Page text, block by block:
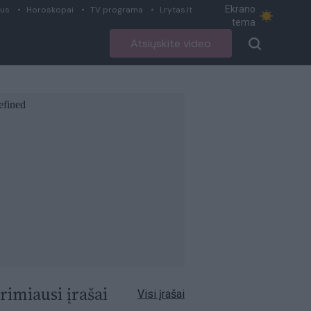
Horoskopai TV programa Lrytas.lt
Ekrano
tema
Atsiųskite video
įrašai Visi įrašai